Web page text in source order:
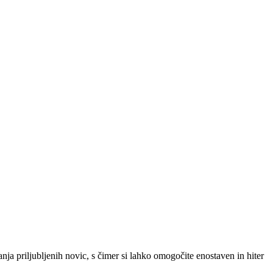
priljubljenih novic, s čimer si lahko omogočite enostaven in hiter